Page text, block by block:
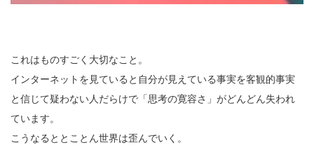
これはものすごく大切なこと。
インターネットを見ていると自分が見えている事実を客観的事実
と信じて疑わない人だらけで「思考の寛容さ」がどんどん失われ
ています。
こうなるととことん世界は歪んでいく。